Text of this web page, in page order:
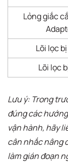
Lỏng giắc
Lõi lọc
Lõi lọc
Lưu ý: Trong
đúng các
vận hành, hãy
cân nhắc nâng
làm gián đoạn